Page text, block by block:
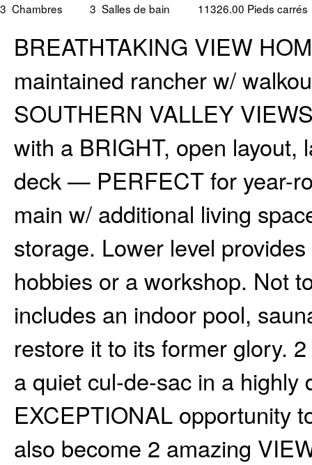
3 Chambres 3 Salles de bain 11326.00 Pieds carrés
BREATHTAKING VIEW
maintained rancher w/
SOUTHERN VALLEY
with a BRIGHT, open layout,
deck — PERFECT for year-
main w/ additional living
storage. Lower level
hobbies or a workshop. Not
includes an indoor pool,
restore it to its former glory.
a quiet cul-de-sac in a
EXCEPTIONAL opportunity
also become 2 amazing